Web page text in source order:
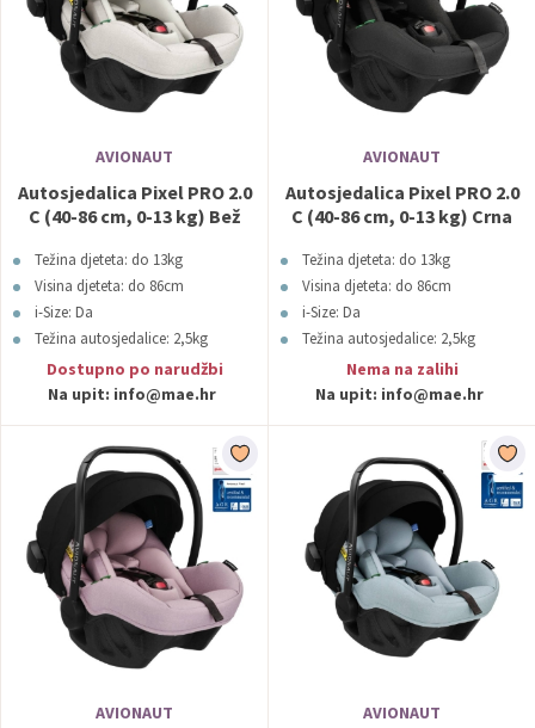
AVIONAUT
Autosjedalica Pixel PRO 2.0
C (40-86 cm, 0-13 kg) Bež
Težina djeteta: do 13kg
Visina djeteta: do 86cm
i-Size: Da
Težina autosjedalice: 2,5kg
Boja: Bež
Dostupno po narudžbi
Na upit: info@mae.hr
AVIONAUT
Autosjedalica Pixel PRO 2.0
C (40-86 cm, 0-13 kg) Crna
Težina djeteta: do 13kg
Visina djeteta: do 86cm
i-Size: Da
Težina autosjedalice: 2,5kg
Boja: CrnaNema na zalihi
Na upit: info@mae.hr
AVIONAUT AVIONAUT